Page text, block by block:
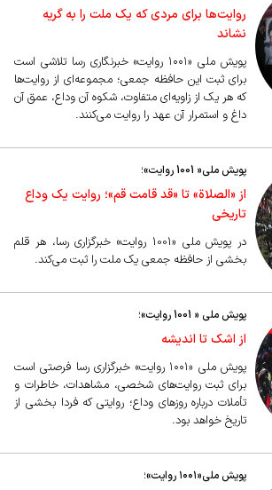
روایت‌ها برای مردی که یک ملت را به گریه
نشاند
پویش ملی «۱۰۰۱ روایت» خبرنگاری رسا تلاشی است
برای ثبت این حافظه جمعی؛ مجموعه‌ای از روایت‌ها
که هر یک از زاویه‌ای متفاوت، شکوه آن وداع، عمق آن
داغ و استمرار آن عهد را روایت می‌کنند.
پویش ملی« 1001 روایت»؛
از «الصلاة» تا «قد قامت قم»؛ روایت یک وداع
تاریخی
در پویش ملی «1001 روایت» خبرگزاری رسا، هر قلم
بخشی از حافظه جمعی یک ملت را ثبت می‌کند.
پویش ملی « 1001 روایت»؛
از اشک تا اندیشه
پویش ملی «۱۰۰۱ روایت» خبرگزاری رسا فرصتی است
برای ثبت روایت‌های شخصی، مشاهدات، خاطرات و
تأملات درباره روز‌های وداع؛ روایتی که فردا بخشی از
تاریخ خواهد بود.
پویش ملی«۱۰۰۱ روایت»؛